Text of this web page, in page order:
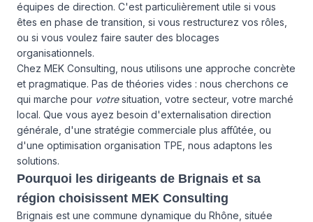
équipes de direction. C'est particulièrement utile si vous
êtes en phase de transition, si vous restructurez vos rôles,
ou si vous voulez faire sauter des blocages
organisationnels.
Chez MEK Consulting, nous utilisons une approche concrète
et pragmatique. Pas de théories vides : nous cherchons ce
qui marche pour votresituation, votre secteur, votre marché
local. Que vous ayez besoin d'externalisation direction
générale, d'une stratégie commerciale plus affûtée, ou
d'une optimisation organisation TPE, nous adaptons les
solutions.
Pourquoi les dirigeants de Brignais et sa
région choisissent MEK Consulting
Brignais est une commune dynamique du Rhône, située